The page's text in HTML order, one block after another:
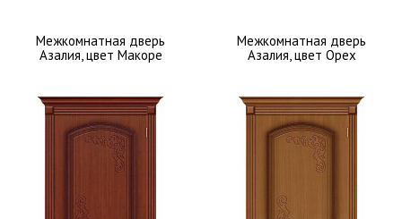
Межкомнатная дверь
Азалия, цвет Макоре
Межкомнатная дверь
Азалия, цвет Орех